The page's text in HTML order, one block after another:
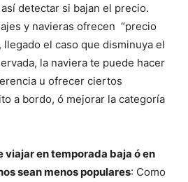
detectar si bajan el precio.
y navieras ofrecen “precio
llegado el caso que disminuya el
la naviera te puede hacer
u ofrecer ciertos
a bordo, ó mejorar la categoría
en temporada baja ó en
sean menos populares: Como